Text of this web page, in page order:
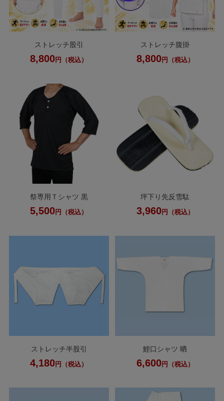
ストレッチ股引
8,800 円（税込）
ストレッチ腹掛
8,800円（税込）
祭専用Ｔシャツ 黒
5,500 円（税込）
坪下り先反雪駄
3,960円（税込）
ストレッチ半股引
4,180 円（税込）
鯉口シャツ 晒
6,600円（税込）